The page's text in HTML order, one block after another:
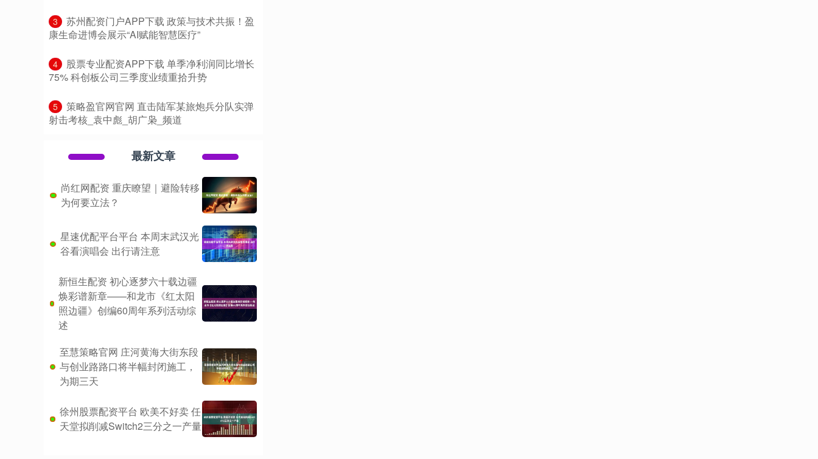
3
​苏州配资门户APP下载 政策与技术共振！盈
康生命进博会展示“AI赋能智慧医疗”
4
​股票专业配资APP下载 单季净利润同比增长
75% 科创板公司三季度业绩重拾升势
5
​策略盈官网官网 直击陆军某旅炮兵分队实弹
射击考核_袁中彪_胡广枭_频道
最新文章
尚红网配资 重庆瞭望｜避险转移
为何要立法？
星速优配平台平台 本周末武汉光
谷看演唱会 出行请注意
新恒生配资 初心逐梦六十载边疆
焕彩谱新章——和龙市《红太阳
照边疆》创编60周年系列活动综
述
至慧策略官网 庄河黄海大街东段
与创业路路口将半幅封闭施工，
为期三天
徐州股票配资平台 欧美不好卖 任
天堂拟削减Switch2三分之一产量